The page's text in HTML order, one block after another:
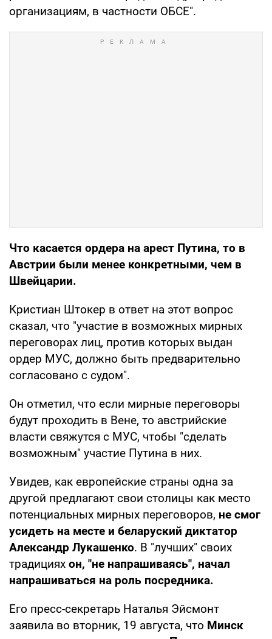
организациям, в частности ОБСЕ".
Что касается ордера на арест Путина, то в
Австрии были менее конкретными, чем в
Швейцарии.
Кристиан Штокер в ответ на этот вопрос
сказал, что "участие в возможных мирных
переговорах лиц, против которых выдан
ордер МУС, должно быть предварительно
согласовано с судом".
Он отметил, что если мирные переговоры
будут проходить в Вене, то австрийские
власти свяжутся с МУС, чтобы "сделать
возможным" участие Путина в них.
Увидев, как европейские страны одна за
другой предлагают свои столицы как место
потенциальных мирных переговоров, не смог
усидеть на месте и беларуский диктатор
Александр Лукашенко. В "лучших" своих
традициях он, "не напрашиваясь", начал
напрашиваться на роль посредника.
Его пресс-секретарь Наталья Эйсмонт
заявила во вторник, 19 августа, что Минск